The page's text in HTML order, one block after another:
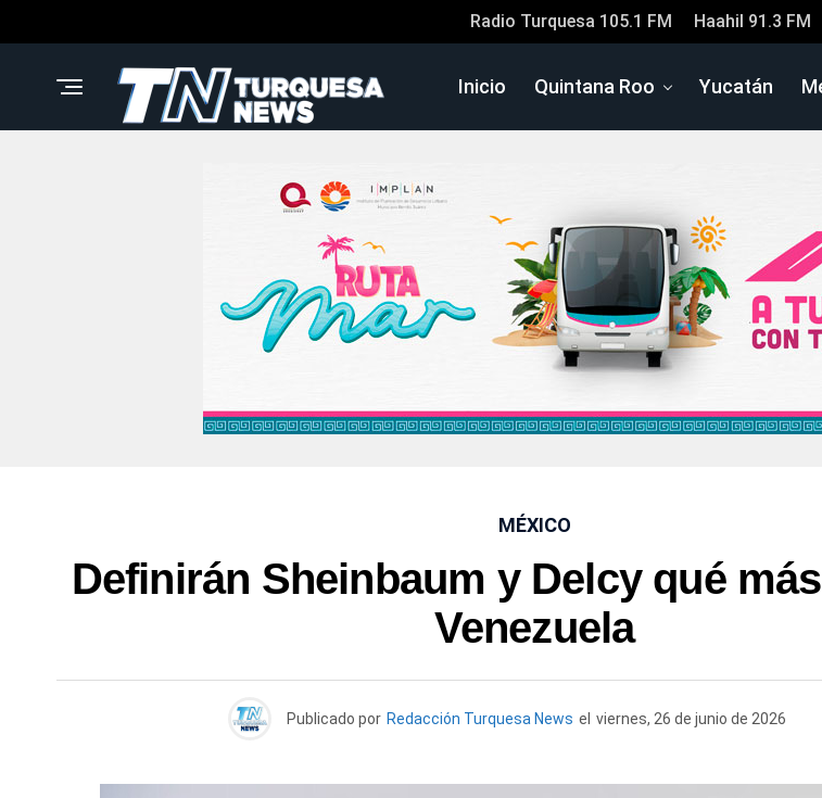
Radio Turquesa 105.1 FM Haahil 91.3 FM
Inicio Quintana Roo Yucatán
MÉXICO
Definirán Sheinbaum y Delcy qué
Venezuela
Publicado por Redacción Turquesa News el viernes, 26 de junio de 2026